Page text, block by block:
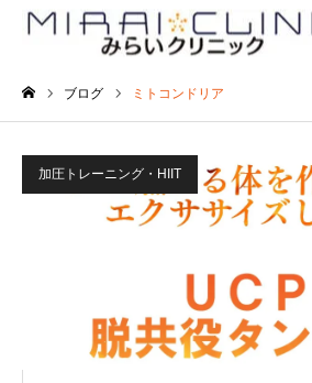
ブログ ミトコンドリア
加圧トレーニング・HIIT